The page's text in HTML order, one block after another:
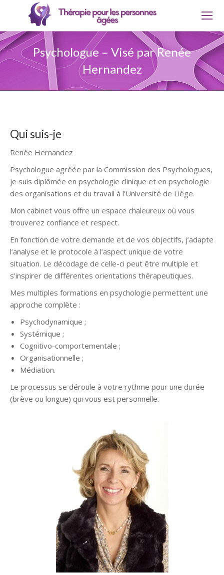
Psychologue – Visé par Renée
Hernandez
Qui suis-je
Renée Hernandez
Psychologue agréée par la Commission des Psychologues,
je suis diplômée en psychologie clinique et en psychologie
des organisations et du travail à l’Université de Liège.
​Mon cabinet vous offre un espace chaleureux où vous
trouverez confiance et respect.
En fonction de votre demande et de vos objectifs, j’adapte
l’analyse et le protocole à l’aspect unique de votre
situation. Le décodage de celle-ci peut être multiple et
s’inspirer de différentes orientations thérapeutiques.
Mes multiples formations en psychologie permettent une
approche complète :
Psychodynamique ;
Systémique ;
Cognitivo-comportementale ;
Organisationnelle ;
Médiation.
Le processus se déroule à votre rythme pour une durée
(brève ou longue) qui vous est personnelle.